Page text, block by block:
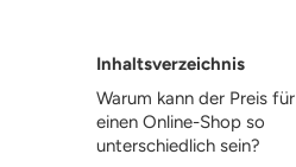
Inhaltsverzeichnis
Warum kann der Preis für
einen Online-Shop so
unterschiedlich sein?